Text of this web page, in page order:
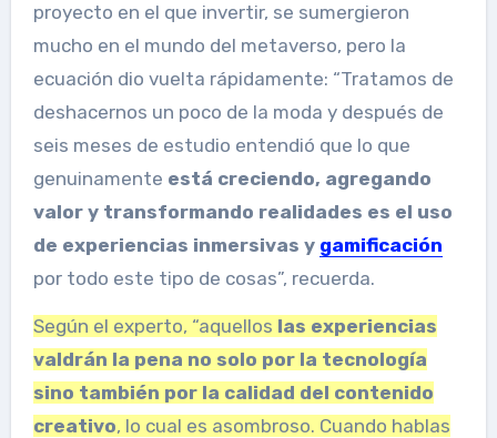
proyecto en el que invertir, se sumergieron
mucho en el mundo del metaverso, pero la
ecuación dio vuelta rápidamente: “Tratamos de
deshacernos un poco de la moda y después de
seis meses de estudio entendió que lo que
genuinamente está creciendo, agregando
valor y transformando realidades es el uso
de experiencias inmersivas y gamificación
por todo este tipo de cosas”, recuerda.
Según el experto, “aquellos las experiencias
valdrán la pena no solo por la tecnología
sino también por la calidad del contenido
creativo, lo cual es asombroso. Cuando hablas